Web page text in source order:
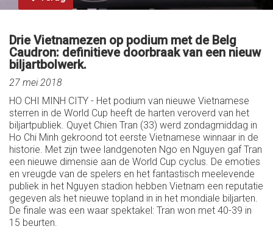
Drie Vietnamezen op podium met de Belg
Caudron: definitieve doorbraak van een nieuw
biljartbolwerk.
27 mei 2018
HO CHI MINH CITY - Het podium van nieuwe Vietnamese
sterren in de World Cup heeft de harten veroverd van het
biljartpubliek. Quyet Chien Tran (33) werd zondagmiddag in
Ho Chi Minh gekroond tot eerste Vietnamese winnaar in de
historie. Met zijn twee landgenoten Ngo en Nguyen gaf Tran
een nieuwe dimensie aan de World Cup cyclus. De emoties
en vreugde van de spelers en het fantastisch meelevende
publiek in het Nguyen stadion hebben Vietnam een reputatie
gegeven als het nieuwe topland in in het mondiale biljarten.
De finale was een waar spektakel: Tran won met 40-39 in
15 beurten.